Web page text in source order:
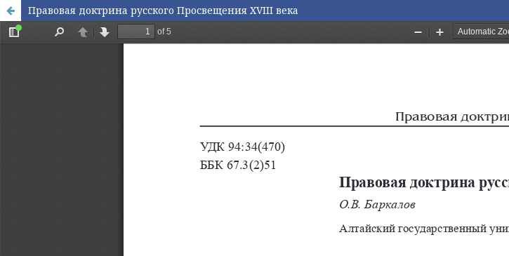
Правовая доктрина русского Просвещения XVIII века